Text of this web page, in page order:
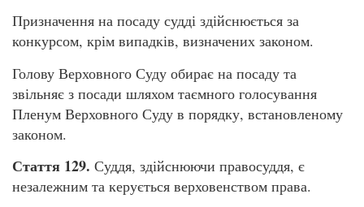
Призначення на посаду судді здійснюється за
конкурсом, крім випадків, визначених законом.
Голову Верховного Суду обирає на посаду та
звільняє з посади шляхом таємного голосування
Пленум Верховного Суду в порядку, встановленому
законом.
Стаття 129. Суддя, здійснюючи правосуддя, є
незалежним та керується верховенством права.